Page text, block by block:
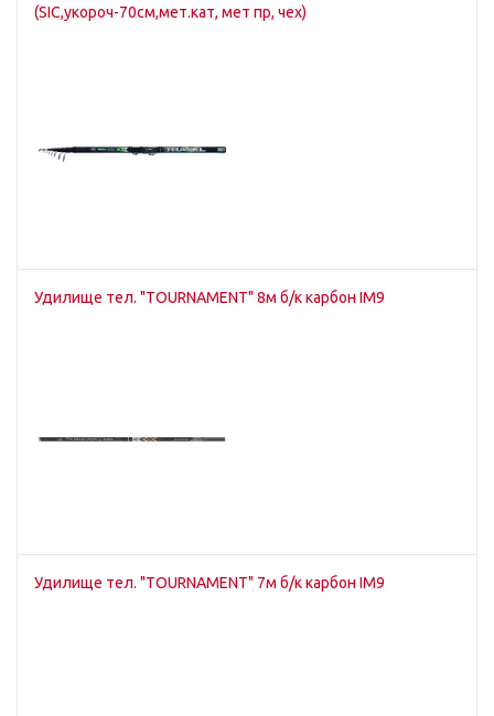
(SIC,укороч-70см,мет.кат, мет пр, чех)
Удилище тел. "TOURNAMENT" 8м б/к карбон IM9
Удилище тел. "TOURNAMENT" 7м б/к карбон IM9